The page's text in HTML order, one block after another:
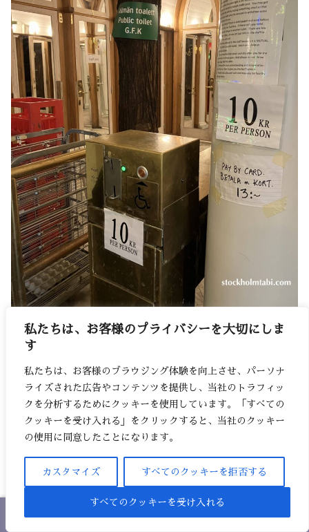
私たちは、お客様のプライバシーを大切にしま
す
私たちは、お客様のブラウジング体験を向上させ、パーソナ
ライズされた広告やコンテンツを提供し、当社のトラフィッ
クを分析するためにクッキーを使用しています。「すべての
クッキーを受け入れる」をクリックすると、当社のクッキー
の使用に同意したことになります。
カスタマイズ すべてのクッキーを拒否する
すべてのクッキーを受け入れる
公衆トイレの入り口ゲート
トイレは有料で10クローナコインが必要です。そし
さい！
デジタル化が進んでいるスウェーデンで、なかなかハ